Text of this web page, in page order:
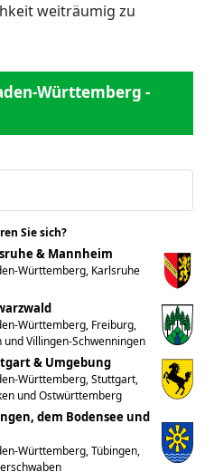
weiträumig zu
Württemberg -
Sie sich?
& Mannheim
Württemberg, Karlsruhe
Württemberg, Freiburg,
Villingen-Schwenningen
& Umgebung
Württemberg, Stuttgart,
und Ostwürttemberg
dem Bodensee und
Württemberg, Tübingen,